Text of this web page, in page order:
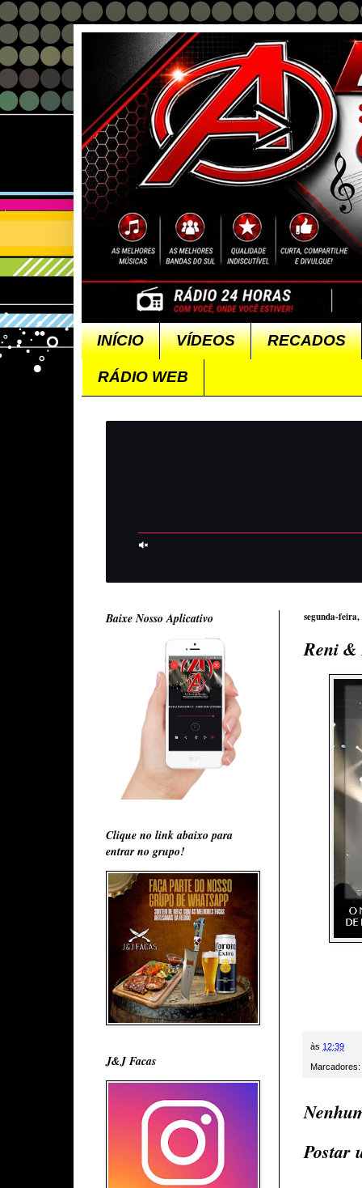
INÍCIO VÍDEOS RECADOS
RÁDIO WEB
segunda-
Reni &
às 12:39
Marcadores:
Postar
Baixe Nosso Aplicativo
Clique no link abaixo para
entrar no grupo!
J&J Facas